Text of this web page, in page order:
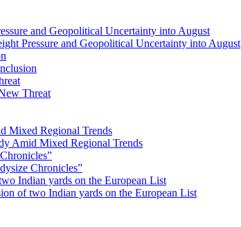
Pressure and Geopolitical Uncertainty into August
Threat
Amid Mixed Regional Trends
Chronicles”
of two Indian yards on the European List